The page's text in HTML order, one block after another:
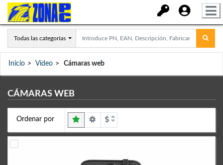
Todas las categorías
Inicio Vídeo Cámaras web
CÁMARAS WEB
Ordenar por